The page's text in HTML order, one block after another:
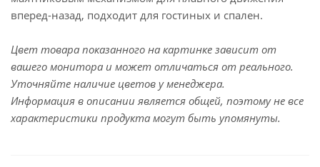
вперед-назад, подходит для гостиных и спален.
Цвет товара показанного на картинке зависит от
вашего монитора и может отличаться от реального.
Уточняйте наличие цветов у менеджера.
Информация в описании является общей, поэтому не все
характеристики продукта могут быть упомянуты.